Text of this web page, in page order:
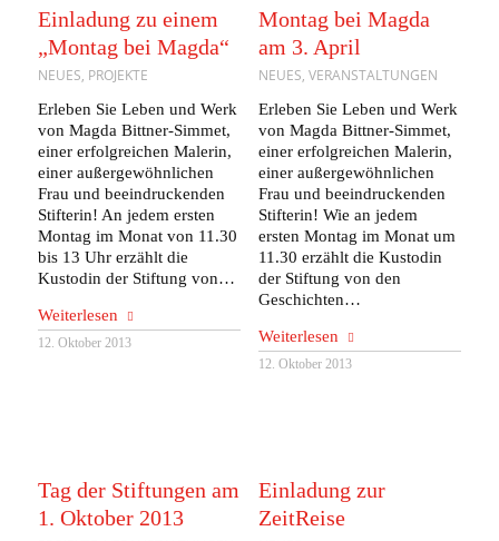
Einladung zu einem
„Montag bei Magda“
NEUES, PROJEKTE
Erleben Sie Leben und Werk
von Magda Bittner-Simmet,
einer erfolgreichen Malerin,
einer außergewöhnlichen
Frau und beeindruckenden
Stifterin! An jedem ersten
Montag im Monat von 11.30
bis 13 Uhr erzählt die
Kustodin der Stiftung von…
Weiterlesen
12. Oktober 2013
Montag bei Magda
am 3. April
NEUES, VERANSTALTUNGEN
Erleben Sie Leben und Werk
von Magda Bittner-Simmet,
einer erfolgreichen Malerin,
einer außergewöhnlichen
Frau und beeindruckenden
Stifterin! Wie an jedem
ersten Montag im Monat um
11.30 erzählt die Kustodin
der Stiftung von den
Geschichten…
Weiterlesen
12. Oktober 2013
Tag der Stiftungen am
1. Oktober 2013
Einladung zur
ZeitReise